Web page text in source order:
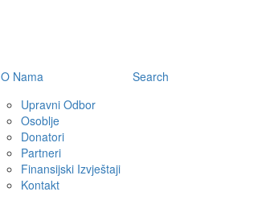
O Nama
Upravni Odbor
Osoblje
Donatori
Partneri
Finansijski Izvještaji
Kontakt
Search